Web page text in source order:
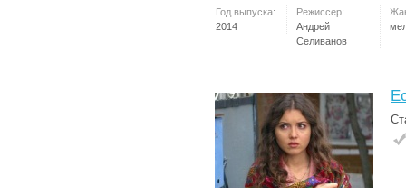
Год выпуска:
2014
Режиссер:
Андрей
Селиванов